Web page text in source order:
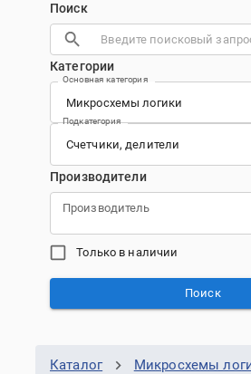
Поиск
Категории
Основная категория
Подкатегория
Производители
Производитель
Только в наличии
Поиск
Каталог
Микросхемы